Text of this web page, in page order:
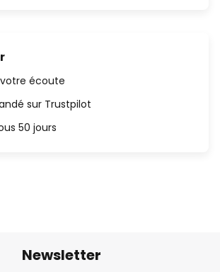
écoute
sur Trustpilot
50 jours
Newsletter